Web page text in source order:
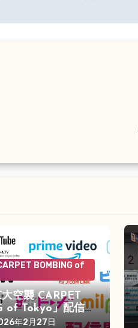
BOMBING of
空襲 CARPET
of Tokyo」配信
年2月27日